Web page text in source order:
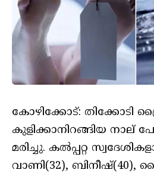
കോഴിക്കോട്: തിക്കോടി
കുളിക്കാനിറങ്ങിയ നാല്
മരിച്ചു. കല്‍പ്പറ്റ
വാണി(32),